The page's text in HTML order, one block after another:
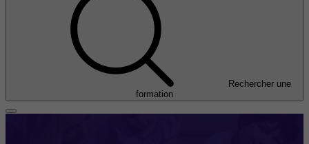
Rechercher une
formation